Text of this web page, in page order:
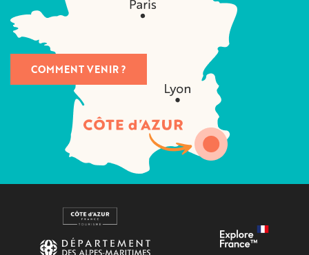
COMMENT VENIR ?